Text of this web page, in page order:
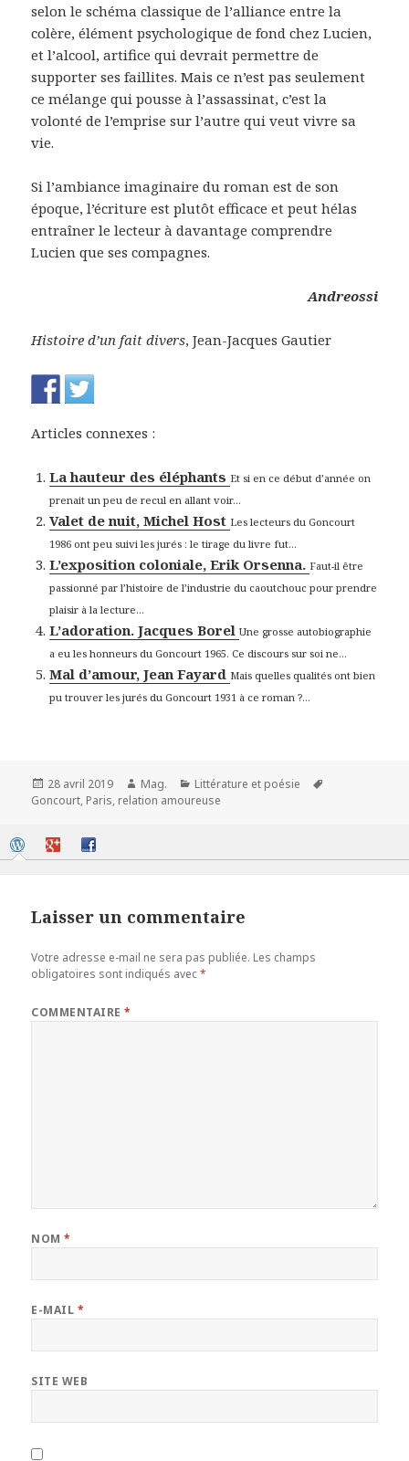
selon le schéma classique de l’alliance entre la
colère, élément psychologique de fond chez Lucien,
et l’alcool, artifice qui devrait permettre de
supporter ses faillites. Mais ce n’est pas seulement
ce mélange qui pousse à l’assassinat, c’est la
volonté de l’emprise sur l’autre qui veut vivre sa
vie.
Si l’ambiance imaginaire du roman est de son
époque, l’écriture est plutôt efficace et peut hélas
entraîner le lecteur à davantage comprendre
Lucien que ses compagnes.
Andreossi
Histoire d’un fait divers, Jean-Jacques Gautier
Articles connexes :
La hauteur des éléphants Et si en ce début d’année on
prenait un peu de recul en allant voir...
Valet de nuit, Michel Host Les lecteurs du Goncourt
1986 ont peu suivi les jurés : le tirage du livre fut...
L’exposition coloniale, Erik Orsenna. Faut-il être
passionné par l’histoire de l’industrie du caoutchouc pour prendre
plaisir à la lecture...
L’adoration. Jacques BorelUne grosse autobiographie
a eu les honneurs du Goncourt 1965. Ce discours sur soi ne...
Mal d’amour, Jean Fayard Mais quelles qualités ont bien
pu trouver les jurés du Goncourt 1931 à ce roman ?...
Publié
le
28 avril 2019 Auteur
Mag. Catégories
Littérature et poésie
Goncourt, Paris, relation amoureuse
Laisser un commentaire
Votre adresse e-mail ne sera pas publiée. Les champs
obligatoires sont indiqués avec*
COMMENTAIRE*
NOM*
E-MAIL *
SITE WEB